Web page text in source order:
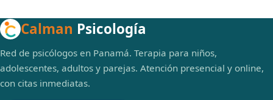
Calman Psicología
Red de psicólogos en Panamá. Terapia para niños,
adolescentes, adultos y parejas. Atención presencial y online,
con citas inmediatas.